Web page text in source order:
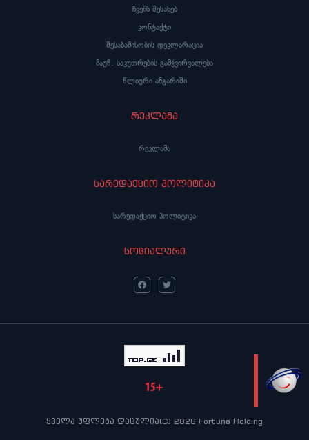
LIVE
ჩვენს შესახებ
კონტაქტი
შესაბამისობის დეკლარაცია
მაუწ. საკუთრების გამჭვირვალება
წლიური ანგარიში
რეკლამა
რეკლამა
სარედაქციო პოლიტიკა
სარედაქციო პოლიტიკა
სოციალური
ყველა უფლება დაცულია(C) 2026 Fortuna Holding